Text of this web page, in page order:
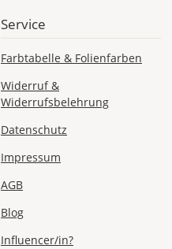
Service
Farbtabelle & Folienfarben
Widerruf &
Widerrufsbelehrung
Datenschutz
Impressum
AGB
Blog
Influencer/in?